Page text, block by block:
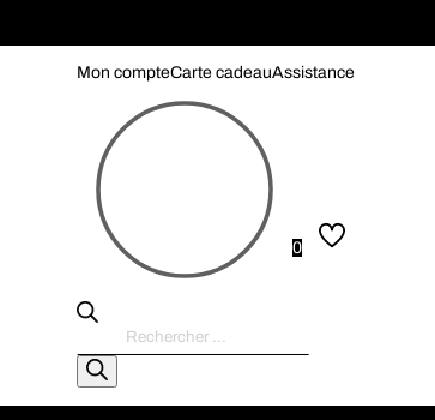
Mon compteCarte cadeauAssistance
Recherche
de
produits
0